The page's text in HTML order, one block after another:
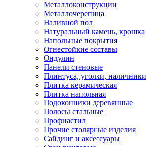
Металлоконструкции
Металлочерепица
Наливной пол
Натуральный камень, крошка
Напольные покрытия
Огнестойкие составы
Ондулин
Панели стеновые
Плинтуса, уголки, наличники
Плитка керамическая
Плитка напольная
Подоконники деревянные
Полосы стальные
Профнастил
Прочие столярные изделия
Сайдинг и аксессуары